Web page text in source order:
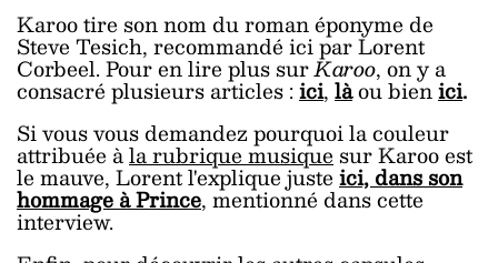
Karoo tire son nom du roman éponyme de
Steve Tesich, recommandé ici par Lorent
Corbeel. Pour en lire plus surKaroo, on y a
consacré plusieurs articles :ici,làou bienici.
Si vous vous demandez pourquoi la couleur
attribuée àla rubrique musique sur Karoo est
le mauve, Lorent l'explique justeici, dans son
hommage à Prince, mentionné dans cette
interview.